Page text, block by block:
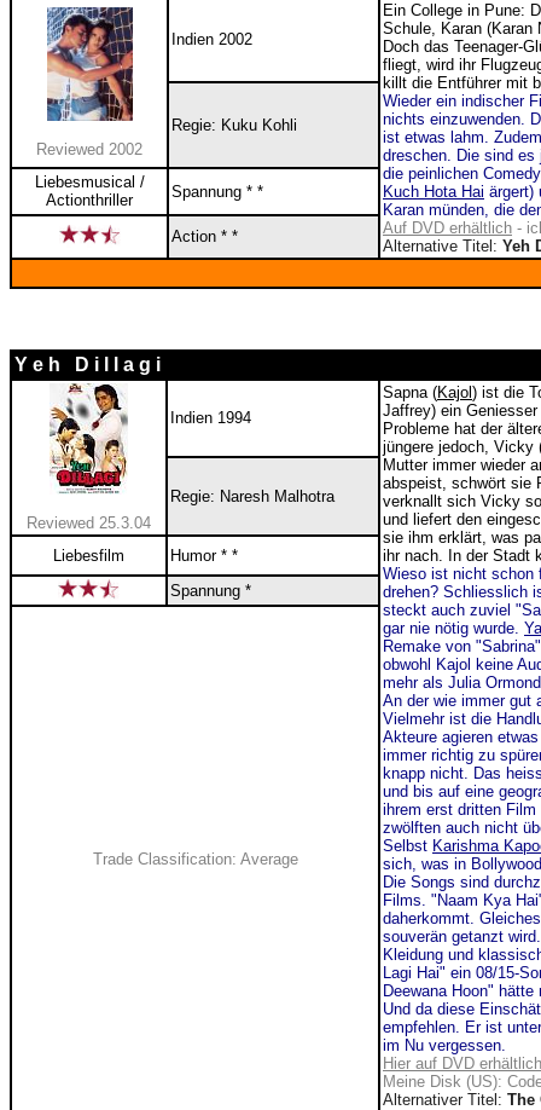
Reviewed 2002
Indien 2002
Ein College in Pune:
Schule, Karan (Karan
Doch das Teenager-
fliegt, wird ihr
killt die Entführer mit
Wieder ein indischer
nichts einzuwenden.
ist etwas lahm.
dreschen. Die sind
die peinlichen
Kuch Hota Hai ärgert)
Karan münden, die
Auf DVD erhältlich -
Alternative Titel: Yeh
Regie: Kuku Kohli
Liebesmusical /
Actionthriller
Spannung * *
Action * *
Y e h D i l l a g i
Reviewed 25.3.04
Indien 1994
Sapna (Kajol ) ist die
Jaffrey) ein
Probleme hat der
jüngere jedoch, Vicky
Mutter immer wieder
abspeist, schwört sie
verknallt sich Vicky
und liefert den
sie ihm erklärt, was
ihr nach. In der Stadt
Wieso ist nicht schon
drehen? Schliesslich
steckt auch zuviel
gar nie nötig wurde.
Remake von
obwohl Kajol keine
mehr als Julia
An der wie immer gut
Vielmehr ist die
Akteure agieren
immer richtig zu
knapp nicht. Das
und bis auf eine
ihrem erst dritten
zwölften auch nicht
Selbst Karishma
sich, was in
Die Songs sind
Films. "Naam Kya
daherkommt.
souverän getanzt
Kleidung und
Lagi Hai" ein 08/15-
Deewana Hoon"
Und da diese
empfehlen. Er ist
im Nu vergessen.
Hier auf DVD erhältlich
Meine Disk (US):
Alternativer Titel: The
Regie: Naresh Malhotra
Liebesfilm
Humor * *
Spannung *
Trade Classification: Average